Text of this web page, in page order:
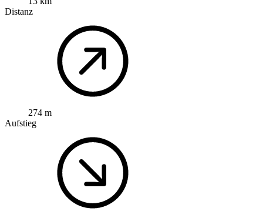
Distanz
274 m
Aufstieg